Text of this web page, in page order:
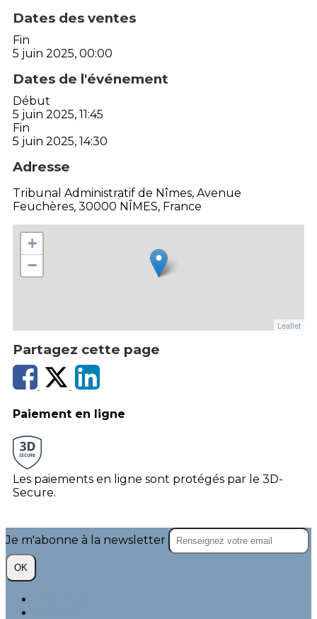
Dates des ventes
Fin
5 juin 2025, 00:00
Dates de l'événement
Début
5 juin 2025, 11:45
Fin
5 juin 2025, 14:30
Adresse
Tribunal Administratif de Nîmes, Avenue
Feuchères, 30000 NÎMES, France
+
−
Leaflet
Partagez cette page
Paiement en ligne
Les paiements en ligne sont protégés par le 3D-
Secure.
Je m'abonne à la newsletter
OK